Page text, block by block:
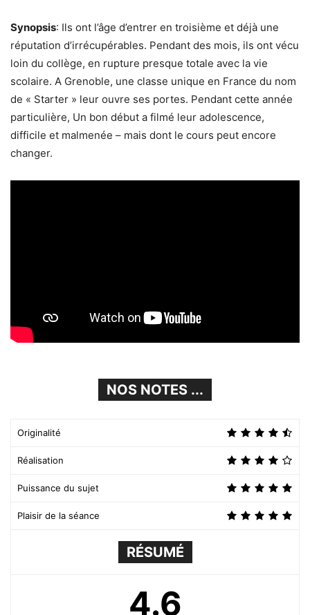
Synopsis: Ils ont l’âge d’entrer en troisième et déjà une
réputation d’irrécupérables. Pendant des mois, ils ont vécu
loin du collège, en rupture presque totale avec la vie
scolaire. A Grenoble, une classe unique en France du nom
de « Starter » leur ouvre ses portes. Pendant cette année
particulière, Un bon début a filmé leur adolescence,
difficile et malmenée – mais dont le cours peut encore
changer.
NOS NOTES ...
Originalité
Réalisation
Puissance du sujet
Plaisir de la séance
RÉSUMÉ
4.6